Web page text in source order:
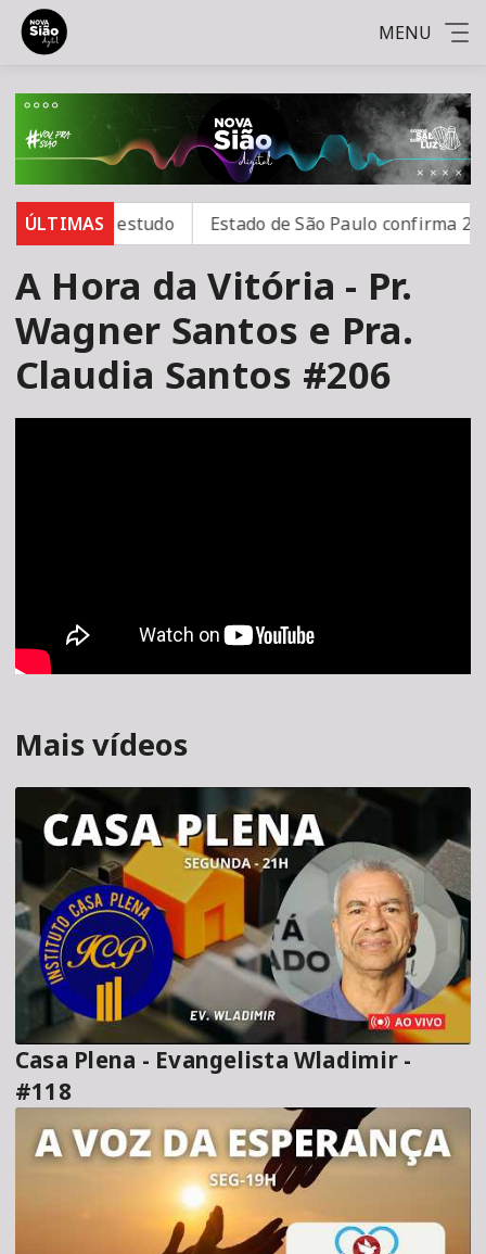
MENU
ÚLTIMAS
aponta estudo Estado de São Paulo confirma 23
A Hora da Vitória - Pr.
Wagner Santos e Pra.
Claudia Santos #206
Mais vídeos
Casa Plena - Evangelista Wladimir -
#118